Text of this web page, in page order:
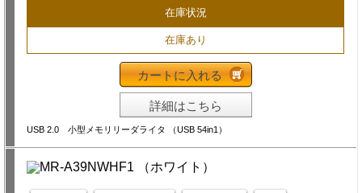
在庫状況
在庫あり
カートに入れる
詳細はこちら
USB 2.0 小型メモリリーダライタ （USB 54in1）